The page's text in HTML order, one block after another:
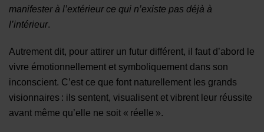
manifester à l’extérieur ce qui n’existe pas déjà à
l’intérieur.
Autrement dit, pour attirer un futur différent, il faut d’abord le
vivre émotionnellement et symboliquement dans son
inconscient. C’est ce que font naturellement les grands
visionnaires : ils sentent, visualisent et vibrent leur réussite
avant même qu’elle ne soit « réelle ».